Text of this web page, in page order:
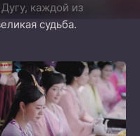
каждой из
судьба.